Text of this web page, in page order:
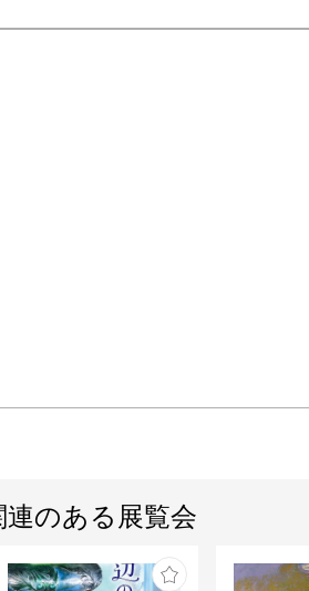
連のある展覧会